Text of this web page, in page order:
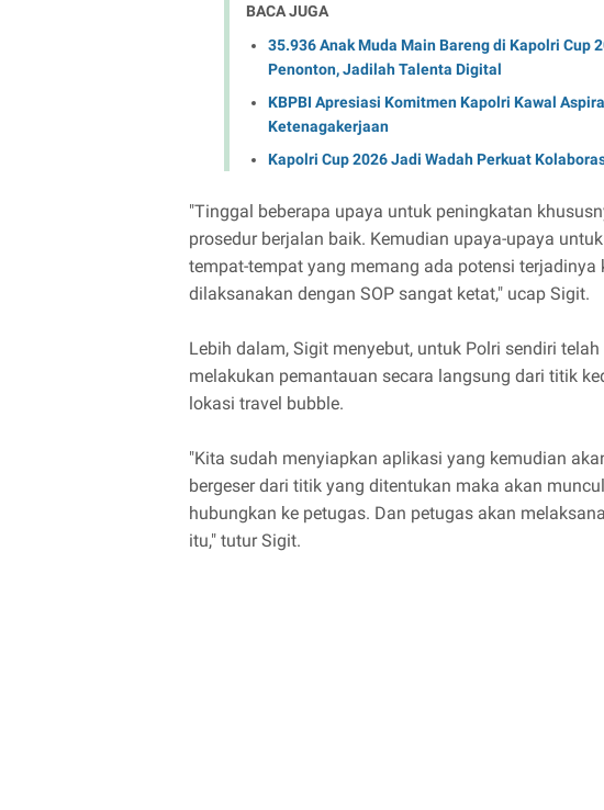
BACA JUGA
35.936 Anak Muda Main Bareng di Kapolri Cup
Penonton, Jadilah Talenta Digital
KBPBI Apresiasi Komitmen Kapolri Kawal
Ketenagakerjaan
Kapolri Cup 2026 Jadi Wadah Perkuat
"Tinggal beberapa upaya untuk peningkatan
prosedur berjalan baik. Kemudian upaya-upaya
tempat-tempat yang memang ada potensi
dilaksanakan dengan SOP sangat ketat," ucap Sigit.
Lebih dalam, Sigit menyebut, untuk Polri sendiri
melakukan pemantauan secara langsung dari titik
lokasi travel bubble.
"Kita sudah menyiapkan aplikasi yang kemudian
bergeser dari titik yang ditentukan maka akan
hubungkan ke petugas. Dan petugas akan
itu," tutur Sigit.